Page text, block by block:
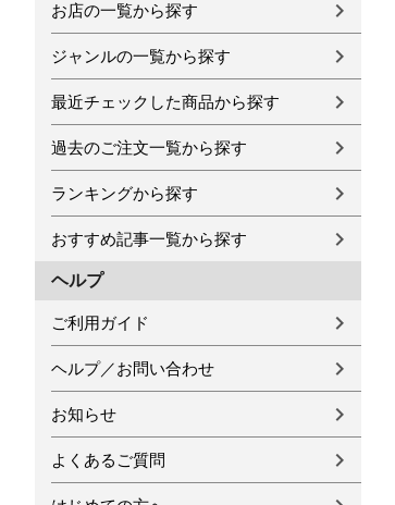
お店の一覧から探す
ジャンルの一覧から探す
最近チェックした商品から探す
過去のご注文一覧から探す
ランキングから探す
おすすめ記事一覧から探す
ヘルプ
ご利用ガイド
ヘルプ／お問い合わせ
お知らせ
よくあるご質問